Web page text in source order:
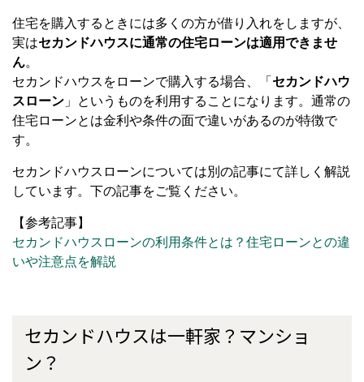
住宅を購入するときには多くの方が借り入れをしますが、
実はセカンドハウスに通常の住宅ローンは適用できませ
ん。
セカンドハウスをローンで購入する場合、「 セカンドハウ
スローン 」というものを利用することになります。通常の
住宅ローンとは金利や条件の面で違いがあるのが特徴で
す。
セカンドハウスローンについては別の記事にて詳しく解説
しています。下の記事をご覧ください。
【参考記事】
セカンドハウスローンの利用条件とは？住宅ローンとの違
いや注意点を解説
セカンドハウスは一軒家？マンショ
ン？